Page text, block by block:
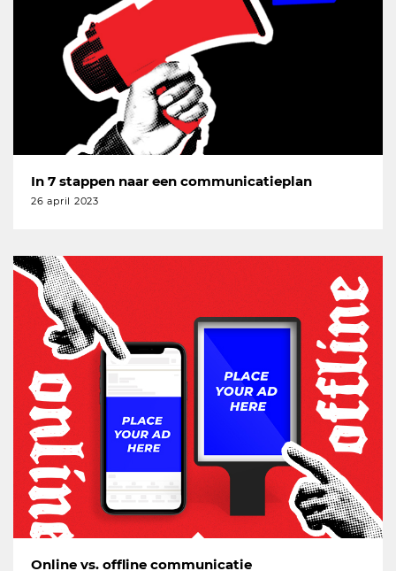
In 7 stappen naar een communicatieplan
26 april 2023
Online vs. offline communicatie